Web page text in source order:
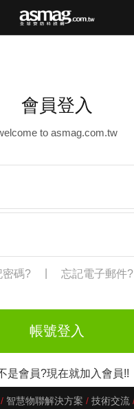
會員登入
to asmag.com.tw
密碼? 忘記電子郵件?
是會員?現在就加入會員!!
智慧物聯解決方案 技術交流